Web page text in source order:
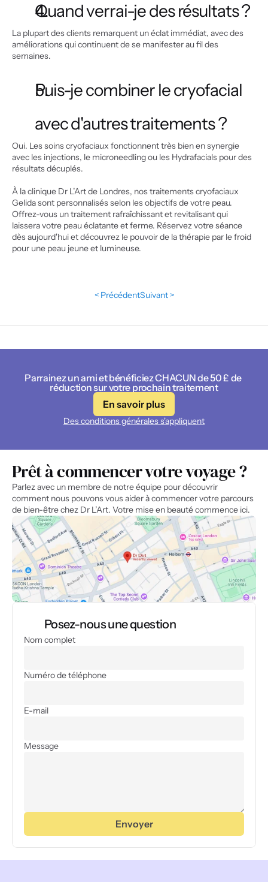
Quand verrai-je des résultats ?
La plupart des clients remarquent un éclat immédiat, avec des
améliorations qui continuent de se manifester au fil des
semaines.
Puis-je combiner le cryofacial
avec d'autres traitements ?
Oui. Les soins cryofaciaux fonctionnent très bien en synergie
avec les injections, le microneedling ou les Hydrafacials pour des
résultats décuplés.
À la clinique Dr L’Art de Londres, nos traitements cryofaciaux
Gelida sont personnalisés selon les objectifs de votre peau.
Offrez-vous un traitement rafraîchissant et revitalisant qui
laissera votre peau éclatante et ferme. Réservez votre séance
dès aujourd'hui et découvrez le pouvoir de la thérapie par le froid
pour une peau jeune et lumineuse.
< PrécédentSuivant >
Parrainez un ami et bénéficiez CHACUN de 50 £ de
réduction sur votre prochain traitement
En savoir plus
Des conditions générales s'appliquent
Prêt à commencer votre voyage ?
Parlez avec un membre de notre équipe pour découvrir
comment nous pouvons vous aider à commencer votre parcours
de bien-être chez Dr L’Art. Votre mise en beauté commence ici.
Posez-nous une question
Nom complet
Numéro de téléphone
E-mail
Message
Envoyer